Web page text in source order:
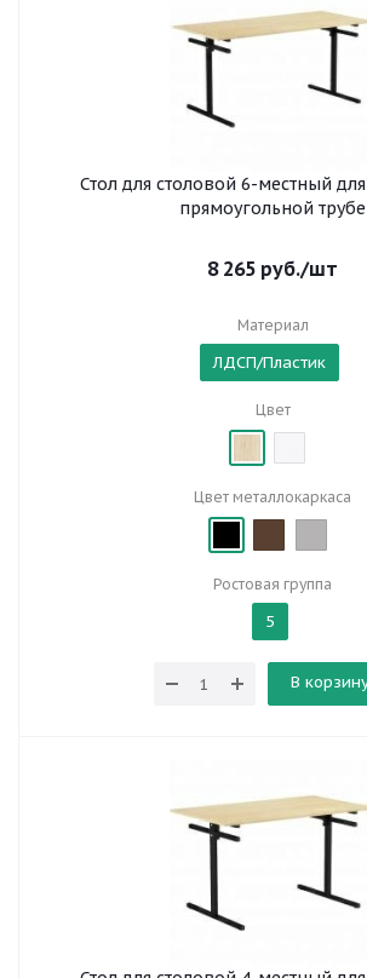
Стол для столовой 6-местный для скамеек на
прямоугольной трубе
8 265 руб./шт
Материал
ЛДСП/Пластик
Цвет
Цвет металлокаркаса
Ростовая группа
5
В